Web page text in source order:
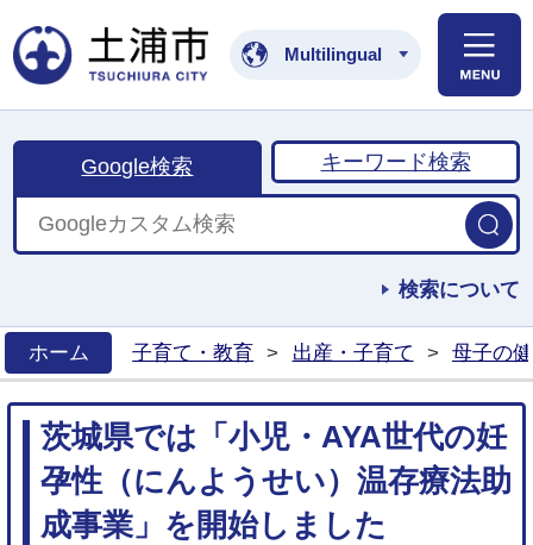
土浦市公式ホームペ
Multilingual
Google検索 キーワード検索
検索について
ホーム
子育て・教育 > 出産・子育て > 母子の
茨城県では「小児・AYA世代の妊
孕性（にんようせい）温存療法助
成事業」を開始しました